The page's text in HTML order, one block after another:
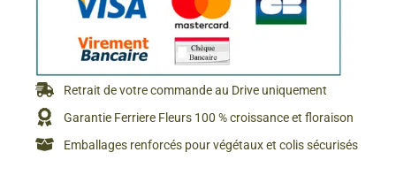
Retrait de votre commande au Drive uniquement
Garantie Ferriere Fleurs 100 % croissance et floraison
Emballages renforcés pour végétaux et colis sécurisés